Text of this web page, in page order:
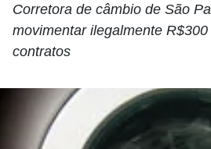
Corretora de câmbio de São
movimentar ilegalmente
contratos